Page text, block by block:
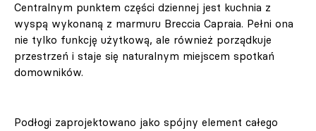
Centralnym punktem części dziennej jest kuchnia z
wyspą wykonaną z marmuru Breccia Capraia. Pełni ona
nie tylko funkcję użytkową, ale również porządkuje
przestrzeń i staje się naturalnym miejscem spotkań
domowników.
Podłogi zaprojektowano jako spójny element całego